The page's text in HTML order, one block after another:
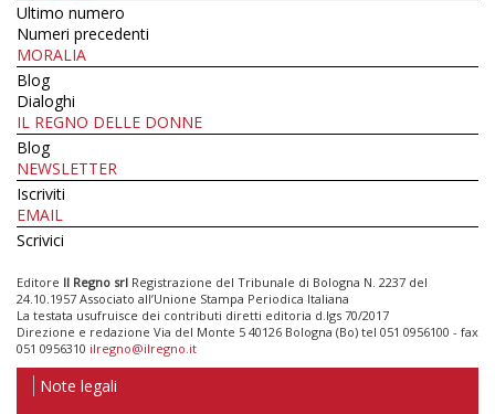
Ultimo numero
Numeri precedenti
MORALIA
Blog
Dialoghi
IL REGNO DELLE DONNE
Blog
NEWSLETTER
Iscriviti
EMAIL
Scrivici
Editore Il Regno srl Registrazione del Tribunale di Bologna N. 2237 del
24.10.1957 Associato all’Unione Stampa Periodica Italiana
La testata usufruisce dei contributi diretti editoria d.lgs 70/2017
Direzione e redazione Via del Monte 5 40126 Bologna (Bo) tel 051 0956100 - fax
051 0956310 ilregno@ilregno.it
Note legali